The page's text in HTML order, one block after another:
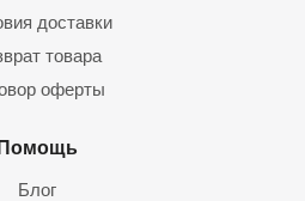
доставки
товара
оферты
Блог